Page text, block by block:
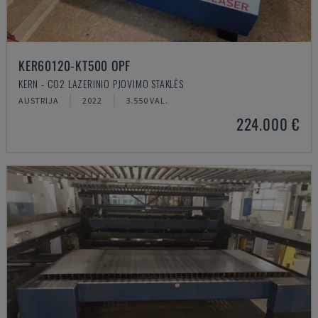
KER60120-KT500 OPF
KERN - CO2 LAZERINIO PJOVIMO STAKLĖS
AUSTRIJA 2022 3.550 VAL.
224.000 €